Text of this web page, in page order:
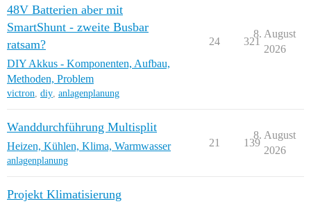
48V Batterien aber mit
SmartShunt - zweite Busbar
ratsam?
DIY Akkus - Komponenten, Aufbau,
Methoden, Problem
victron, diy, anlagenplanung
24 321
8. August
2026
Wanddurchführung Multisplit
Heizen, Kühlen, Klima, Warmwasser
anlagenplanung
21 139
8. August
2026
Projekt Klimatisierung